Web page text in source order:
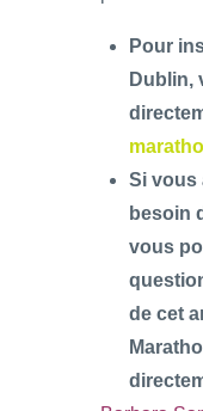
Pour
Dublin,
Si vous
besoin
vous
de cet